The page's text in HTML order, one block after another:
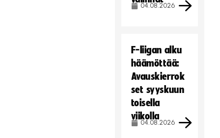
04.08.2026
F-liigan alku
häämöttää:
Avauskierrok
set syyskuun
toisella
viikolla
04.08.2026